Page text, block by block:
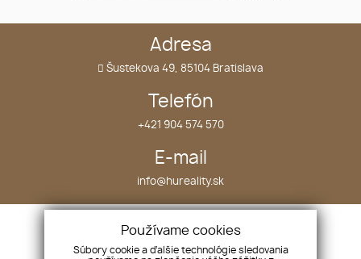
Adresa
Šustekova 49, 85104 Bratislava
Telefón
+421 904 574 570
E-mail
info@hureality.sk
O nás
Nehnuteľnosti
Projekty
Používame cookies
Súbory cookie a ďalšie technológie sledovania